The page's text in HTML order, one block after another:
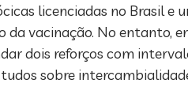
licenciadas no Brasil e
da vacinação. No entanto,
dois reforços com
sobre